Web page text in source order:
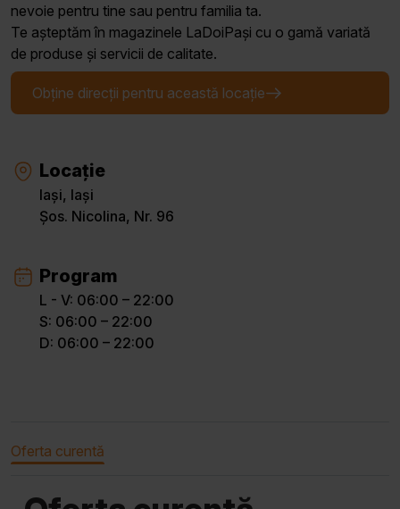
nevoie pentru tine sau pentru familia ta.
Te așteptăm în magazinele LaDoiPași cu o gamă variată
de produse și servicii de calitate.
Obține direcții pentru această locație
Locație
Iași, Iași
Șos. Nicolina, Nr. 96
Program
L - V: 06:00 – 22:00
S: 06:00 – 22:00
D: 06:00 – 22:00
Oferta curentă